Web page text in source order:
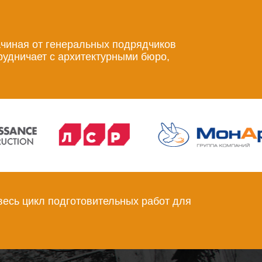
от генеральных подрядчиков
с архитектурными бюро,
цикл подготовительных работ для